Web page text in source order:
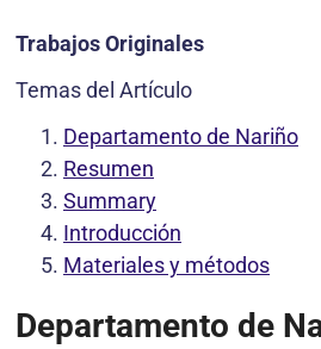
Trabajos Originales
Temas del Artículo
Departamento de Nariño
Resumen
Summary
Introducción
Materiales y métodos
Departamento de